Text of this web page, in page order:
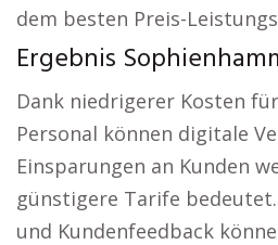
dem besten Preis-
Ergebnis
Dank niedrigerer Kosten
Personal können digitale
Einsparungen an Kunden
günstigere Tarife
und Kundenfeedback